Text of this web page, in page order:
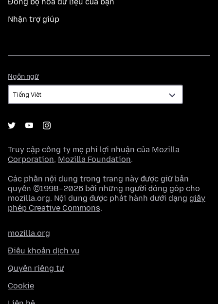
Đồng bộ hoá dữ liệu của bạn
Nhận trợ giúp
Ngôn ngữ
ngữ
Truy cập công ty mẹ phi lợi nhuận của Mozilla
Corporation, Mozilla Foundation.
Các phần nội dung trong trang này được giữ bản
quyền ©1998–2026 bởi những người đóng góp cho
mozilla.org. Nội dung được phát hành dưới dạng giấy
phép Creative Commons.
mozilla.org
Điều khoản dịch vụ
Quyền riêng tư
Cookie